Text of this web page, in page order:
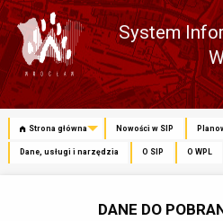
System
Strona główna Nowości w SIP
Dane, usługi i narzędzia O SIP O WPL
DANE DO